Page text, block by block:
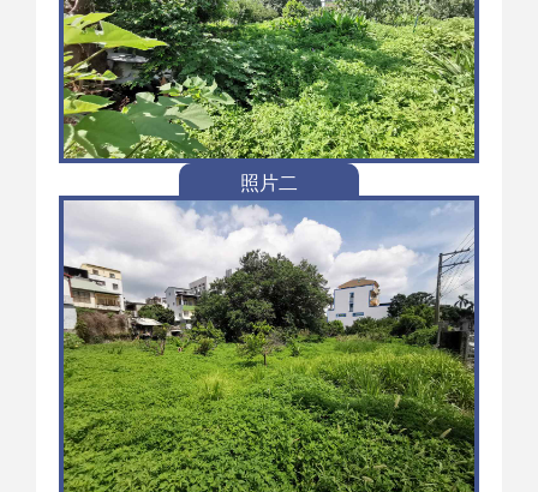
照片二